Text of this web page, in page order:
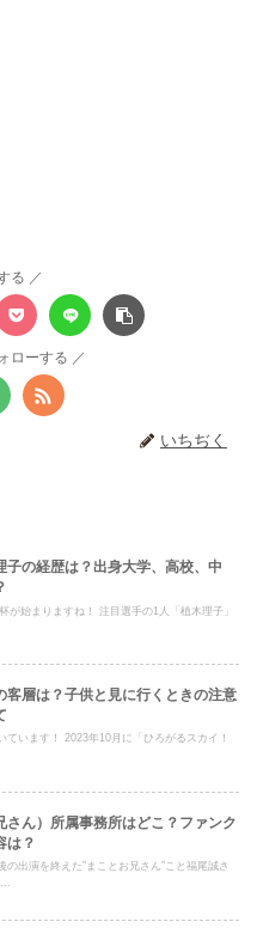
る
ローする
いちぢく
子の経歴は？出身大学、高校、中
が始まりますね！ 注目選手の1人「植木理子」
客層は？子供と見に行くときの注意
ています！ 2023年10月に「ひろがるスカイ！
さん）所属事務所はどこ？ファンク
は？
の出演を終えた”まことお兄さん”こと福尾誠さ